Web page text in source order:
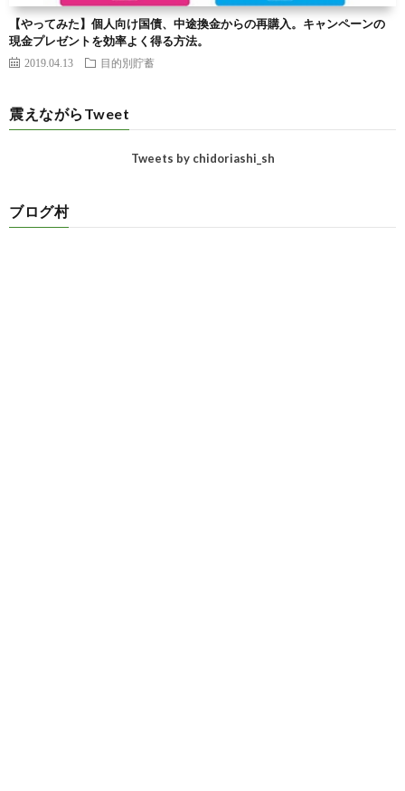
【やってみた】個人向け国債、中途換金からの再購入。キャンペーンの
現金プレゼントを効率よく得る方法。
2019.04.13 目的別貯蓄
震えながらTweet
Tweets by chidoriashi_sh
ブログ村